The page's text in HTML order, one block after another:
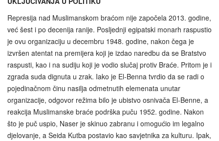
Represija nad Muslimanskom braćom nije započela 2013. godine,
već šest i po decenija ranije. Posljednji egipatski monarh raspustio
je ovu organizaciju u decembru 1948. godine, nakon čega je
izvršen atentat na premijera koji je izdao naredbu da se Bratstvo
raspusti, kao i na sudiju koji je vodio slučaj protiv Braće. Pritom je i
zgrada suda dignuta u zrak. Iako je El‑Benna tvrdio da se radi o
pojedinačnom činu nasilja odmetnutih elemenata unutar
organizacije, odgovor režima bilo je ubistvo osnivača El-Benne, a
reakcija Muslimanske braće podrška puču 1952. godine. Nakon
što je puč uspio, Naser je skinuo zabranu i omogućio im legalno
djelovanje, a Seida Kutba postavio kao savjetnika za kulturu. Ipak,